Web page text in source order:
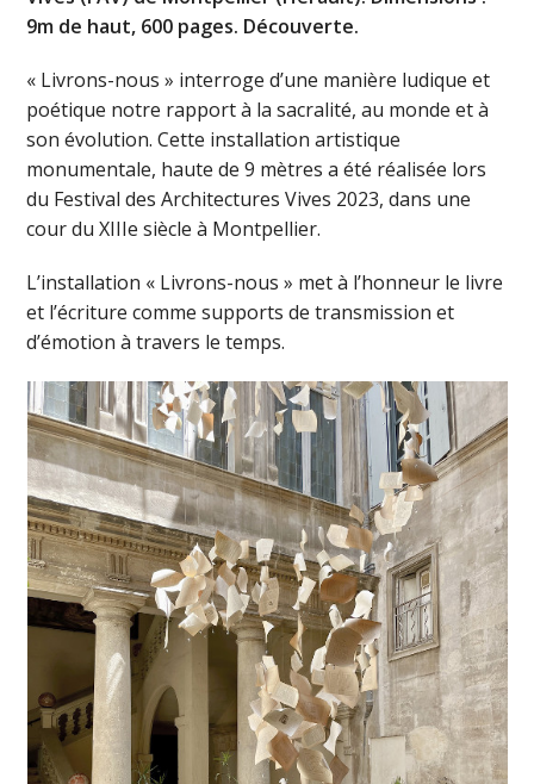
9m de haut, 600 pages. Découverte.
« Livrons-nous » interroge d’une manière ludique et
poétique notre rapport à la sacralité, au monde et à
son évolution. Cette installation artistique
monumentale, haute de 9 mètres a été réalisée lors
du Festival des Architectures Vives 2023, dans une
cour du XIIIe siècle à Montpellier.
L’installation « Livrons-nous » met à l’honneur le livre
et l’écriture comme supports de transmission et
d’émotion à travers le temps.